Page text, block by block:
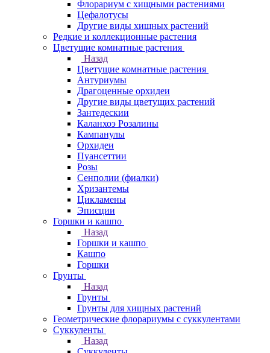
Флорариум с хищными растениями
Цефалотусы
Другие виды хищных растений
Редкие и коллекционные растения
Цветущие комнатные растения
Назад
Цветущие комнатные растения
Антуриумы
Драгоценные орхидеи
Другие виды цветущих растений
Зантедескии
Каланхоэ Розалины
Кампанулы
Орхидеи
Пуансеттии
Розы
Сенполии (фиалки)
Хризантемы
Цикламены
Эписции
Горшки и кашпо
Назад
Горшки и кашпо
Кашпо
Горшки
Грунты
Назад
Грунты
Грунты для хищных растений
Геометрические флорариумы с суккулентами
Суккуленты
Назад